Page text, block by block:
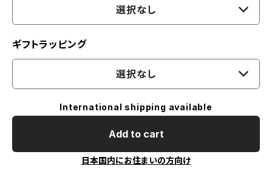
選択なし
ギフトラッピング
選択なし
International shipping available
Add to cart
日本国内にお住まいの方向け